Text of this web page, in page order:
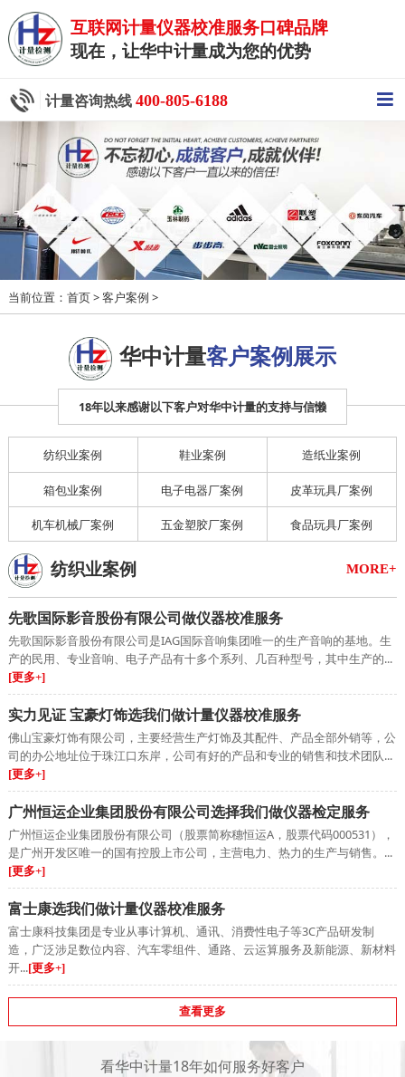
互联网计量仪器校准服务口碑品牌
现在，让华中计量成为您的优势
计量咨询热线 400-805-6188
当前位置： 首页> 客户案例 >
华中计量客户案例展示
18年以来感谢以下客户对华中计量的支持与信懒
纺织业案例 鞋业案例 造纸业案例
箱包业案例 电子电器厂案例 皮革玩具厂案例
机车机械厂案例 五金塑胶厂案例 食品玩具厂案例
纺织业案例 MORE+
先歌国际影音股份有限公司做仪器校准服务
先歌国际影音股份有限公司是IAG国际音响集团唯一的生产音响的基地。生
产的民用、专业音响、电子产品有十多个系列、几百种型号，其中生产的...
[更多+]
实力见证 宝豪灯饰选我们做计量仪器校准服务
佛山宝豪灯饰有限公司，主要经营生产灯饰及其配件、产品全部外销等，公
司的办公地址位于珠江口东岸，公司有好的产品和专业的销售和技术团队...
[更多+]
广州恒运企业集团股份有限公司选择我们做仪器检定服务
广州恒运企业集团股份有限公司（股票简称穗恒运A，股票代码000531），
是广州开发区唯一的国有控股上市公司，主营电力、热力的生产与销售。...
[更多+]
富士康选我们做计量仪器校准服务
富士康科技集团是专业从事计算机、通讯、消费性电子等3C产品研发制
造，广泛涉足数位内容、汽车零组件、通路、云运算服务及新能源、新材料
开...[更多+]
查看更多
看华中计量18年如何服务好客户